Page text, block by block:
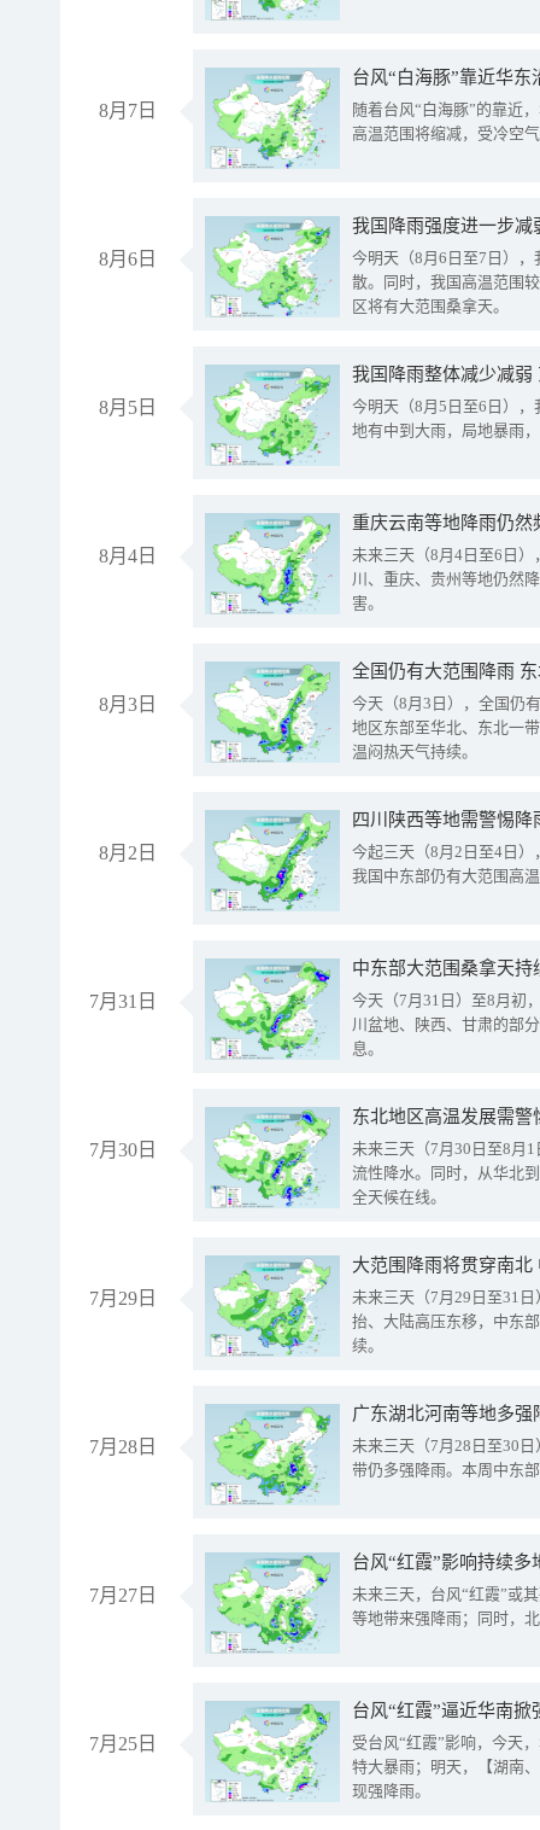
8月7日
台风“白海豚”靠近华
随着台风“白海豚”的靠近
高温范围将缩减，受冷空
8月6日
今明天（8月6日至7日）
散。同时，我国高温范围
区将有大范围桑拿天。
8月5日
我国降雨整体减少减弱
今明天（8月5日至6日）
地有中到大雨，局地暴雨
8月4日
重庆云南等地降雨仍然
未来三天（8月4日至6日
川、重庆、贵州等地仍然
害。
8月3日
全国仍有大范围降雨
今天（8月3日），全国仍
地区东部至华北、东北一
温闷热天气持续。
8月2日
今起三天（8月2日至4日
我国中东部仍有大范围高
7月31日
中东部大范围桑拿天
今天（7月31日）至8月初
川盆地、陕西、甘肃的部
息。
7月30日
东北地区高温发展需
未来三天（7月30日至8月
流性降水。同时，从华北
全天候在线。
7月29日
大范围降雨将贯穿南
未来三天（7月29日至31
抬、大陆高压东移，中东
续。
7月28日
广东湖北河南等地多
未来三天（7月28日至30
带仍多强降雨。本周中东
7月27日
台风“红霞”影响持续
未来三天，台风“红霞”或
等地带来强降雨；同时，
7月25日
台风“红霞”逼近华南
受台风“红霞”影响，今天
特大暴雨；明天，【湖南
现强降雨。